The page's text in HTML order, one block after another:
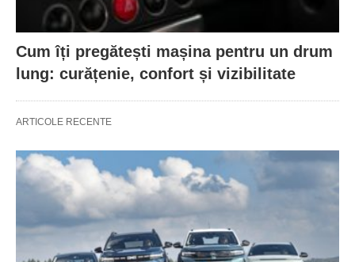
Cum îți pregătești mașina pentru un drum
lung: curățenie, confort și vizibilitate
ARTICOLE RECENTE